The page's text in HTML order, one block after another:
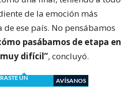
de la emoción más
ese país. No pensábamos
pasábamos de etapa en
difícil”, concluyó.
UN
AVÍSANOS